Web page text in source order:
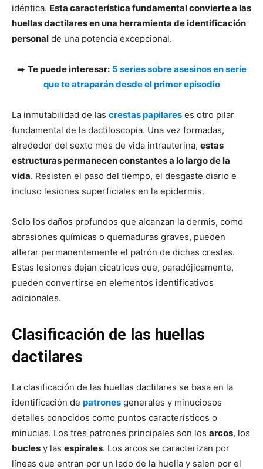
idéntica. Esta característica fundamental convierte a las
huellas dactilares en una herramienta de identificación
personal de una potencia excepcional.
➡️ Te puede interesar: 5 series sobre asesinos en serie
que te atraparán desde el primer episodio
La inmutabilidad de las crestas papilares es otro pilar
fundamental de la dactiloscopia. Una vez formadas,
alrededor del sexto mes de vida intrauterina, estas
estructuras permanecen constantes a lo largo de la
vida. Resisten el paso del tiempo, el desgaste diario e
incluso lesiones superficiales en la epidermis.
Solo los daños profundos que alcanzan la dermis, como
abrasiones químicas o quemaduras graves, pueden
alterar permanentemente el patrón de dichas crestas.
Estas lesiones dejan cicatrices que, paradójicamente,
pueden convertirse en elementos identificativos
adicionales.
Clasificación de las huellas
dactilares
La clasificación de las huellas dactilares se basa en la
identificación de patrones generales y minuciosos
detalles conocidos como puntos característicos o
minucias. Los tres patrones principales son los arcos, los
bucles y las espirales. Los arcos se caracterizan por
líneas que entran por un lado de la huella y salen por el